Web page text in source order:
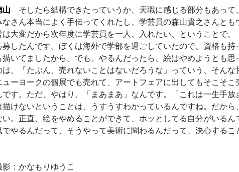
山 そしたら結構できたっていうか、天職に感じる部分もあって
なさん本当によく手伝ってくれたし、学芸員の森山貴之さんと
は大変だから次年度に学芸員を一人、入れたい、ということで
募したんです。ぼくは海外で学部を過ごしていたので、資格も
描いてましたから。でも、やるんだったら、絵はやめようとも
は、「たぶん、売れないことはないだろうな」っていう、そん
ューヨークの個展でも売れて、アートフェアに出してもそこそ
です。ただ、やはり、「まあまあ」なんです。「これは一生手
描けないということは、うすうすわかっているんですね。だか
い。正直、絵をやめることができて、ホッとしてる自分がいる
でやるんだって、そうやって美術に関わるんだって、決心するこ
影：かなもりゆうこ